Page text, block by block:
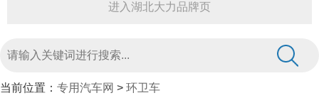
进入湖北大力品牌页
当前位置： 专用汽车网 > 环卫车